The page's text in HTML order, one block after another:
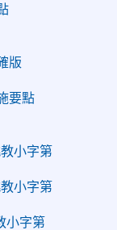
版
要點
小字第
小字第
小字第